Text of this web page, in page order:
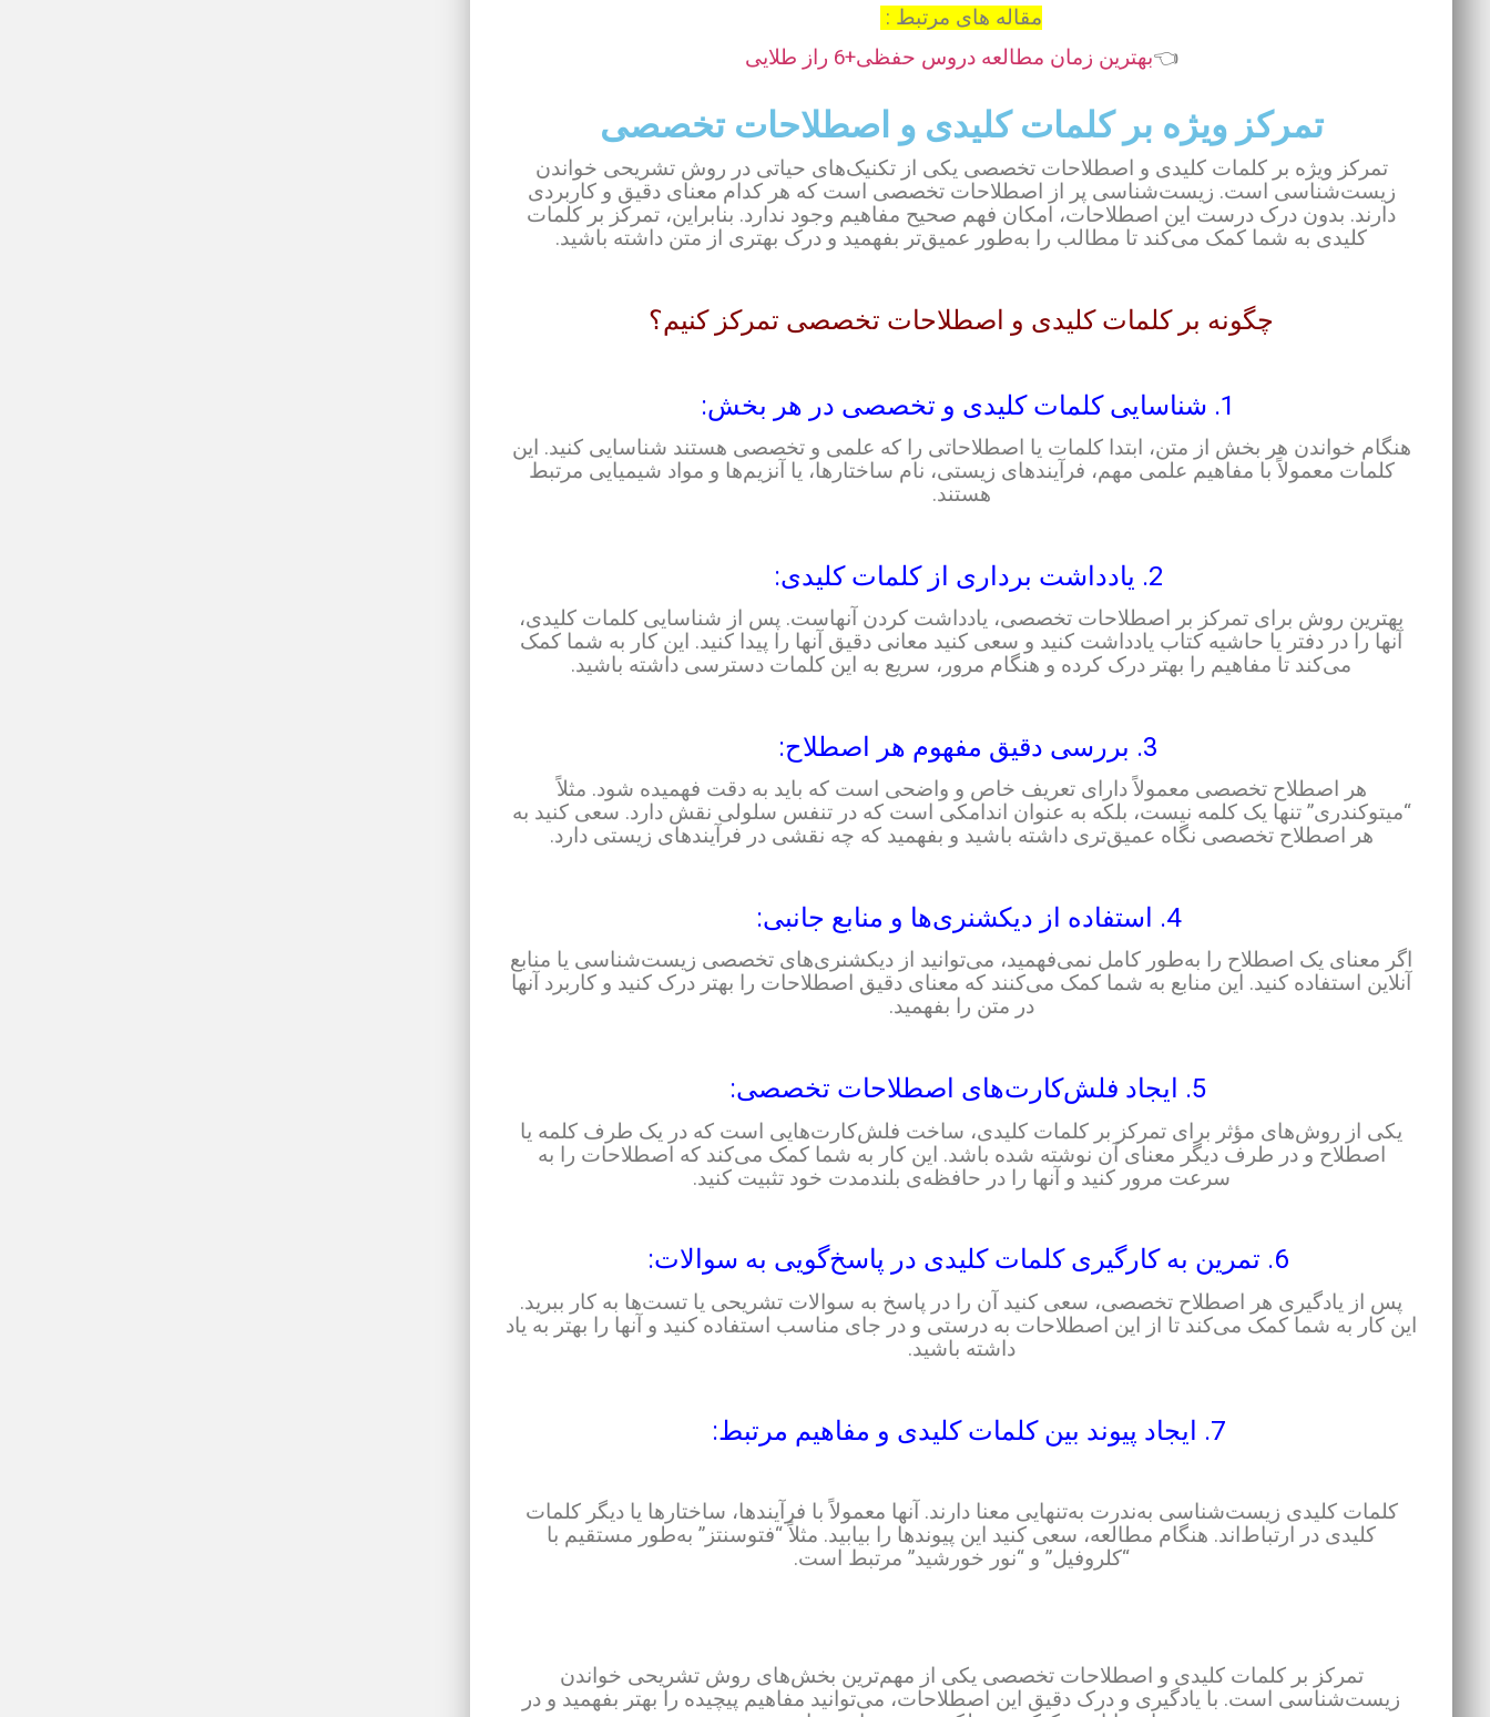
مقاله های مرتبط :
👈بهترین زمان مطالعه دروس حفظی+6 راز طلایی
تمرکز ویژه بر کلمات کلیدی و اصطلاحات تخصصی
تمرکز ویژه بر کلمات کلیدی و اصطلاحات تخصصی یکی از تکنیک‌های حیاتی در روش تشریحی خواندن
زیست‌شناسی است. زیست‌شناسی پر از اصطلاحات تخصصی است که هر کدام معنای دقیق و کاربردی
دارند. بدون درک درست این اصطلاحات، امکان فهم صحیح مفاهیم وجود ندارد. بنابراین، تمرکز بر کلمات
کلیدی به شما کمک می‌کند تا مطالب را به‌طور عمیق‌تر بفهمید و درک بهتری از متن داشته باشید.
چگونه بر کلمات کلیدی و اصطلاحات تخصصی تمرکز کنیم؟
1. شناسایی کلمات کلیدی و تخصصی در هر بخش:
هنگام خواندن هر بخش از متن، ابتدا کلمات یا اصطلاحاتی را که علمی و تخصصی هستند شناسایی کنید. این
کلمات معمولاً با مفاهیم علمی مهم، فرآیندهای زیستی، نام ساختارها، یا آنزیم‌ها و مواد شیمیایی مرتبط
هستند.
2. یادداشت برداری از کلمات کلیدی:
بهترین روش برای تمرکز بر اصطلاحات تخصصی، یادداشت کردن آنهاست. پس از شناسایی کلمات کلیدی،
آنها را در دفتر یا حاشیه کتاب یادداشت کنید و سعی کنید معانی دقیق آنها را پیدا کنید. این کار به شما کمک
می‌کند تا مفاهیم را بهتر درک کرده و هنگام مرور، سریع به این کلمات دسترسی داشته باشید.
3. بررسی دقیق مفهوم هر اصطلاح:
هر اصطلاح تخصصی معمولاً دارای تعریف خاص و واضحی است که باید به دقت فهمیده شود. مثلاً
“میتوکندری” تنها یک کلمه نیست، بلکه به عنوان اندامکی است که در تنفس سلولی نقش دارد. سعی کنید به
هر اصطلاح تخصصی نگاه عمیق‌تری داشته باشید و بفهمید که چه نقشی در فرآیندهای زیستی دارد.
4. استفاده از دیکشنری‌ها و منابع جانبی:
اگر معنای یک اصطلاح را به‌طور کامل نمی‌فهمید، می‌توانید از دیکشنری‌های تخصصی زیست‌شناسی یا منابع
آنلاین استفاده کنید. این منابع به شما کمک می‌کنند که معنای دقیق اصطلاحات را بهتر درک کنید و کاربرد آنها
در متن را بفهمید.
5. ایجاد فلش‌کارت‌های اصطلاحات تخصصی:
یکی از روش‌های مؤثر برای تمرکز بر کلمات کلیدی، ساخت فلش‌کارت‌هایی است که در یک طرف کلمه یا
اصطلاح و در طرف دیگر معنای آن نوشته شده باشد. این کار به شما کمک می‌کند که اصطلاحات را به
سرعت مرور کنید و آنها را در حافظه‌ی بلندمدت خود تثبیت کنید.
6. تمرین به کارگیری کلمات کلیدی در پاسخ‌گویی به سوالات:
پس از یادگیری هر اصطلاح تخصصی، سعی کنید آن را در پاسخ به سوالات تشریحی یا تست‌ها به کار ببرید.
این کار به شما کمک می‌کند تا از این اصطلاحات به درستی و در جای مناسب استفاده کنید و آنها را بهتر به یاد
داشته باشید.
7. ایجاد پیوند بین کلمات کلیدی و مفاهیم مرتبط:
کلمات کلیدی زیست‌شناسی به‌ندرت به‌تنهایی معنا دارند. آنها معمولاً با فرآیندها، ساختارها یا دیگر کلمات
کلیدی در ارتباط‌اند. هنگام مطالعه، سعی کنید این پیوندها را بیابید. مثلاً “فتوسنتز” به‌طور مستقیم با
“کلروفیل” و “نور خورشید” مرتبط است.
تمرکز بر کلمات کلیدی و اصطلاحات تخصصی یکی از مهم‌ترین بخش‌های روش تشریحی خواندن
زیست‌شناسی است. با یادگیری و درک دقیق این اصطلاحات، می‌توانید مفاهیم پیچیده را بهتر بفهمید و در